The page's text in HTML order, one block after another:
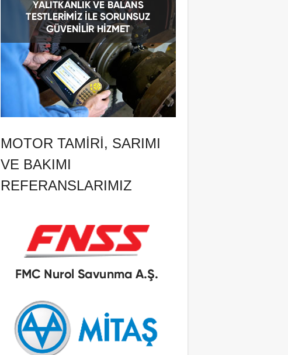
MOTOR TAMIRI, SARIMI
VE BAKIMI
REFERANSLARIMIZ